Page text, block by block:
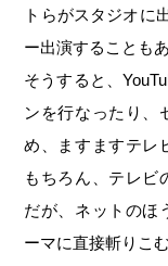
トらがスタジオに
ー出演することも
そうすると、
ンを行なったり、
め、ますますテレ
もちろん、テレビ
だが、ネットのほ
ーマに直接斬りこ